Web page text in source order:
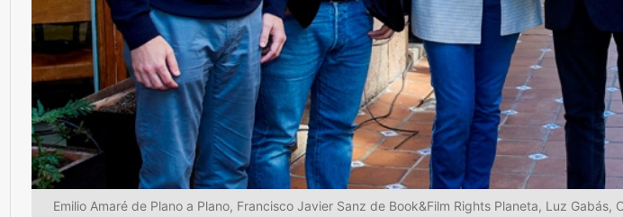
Emilio Amaré de Plano a Plano, Francisco Javier Sanz de Book&Film Rights Planeta, Luz Gabás,